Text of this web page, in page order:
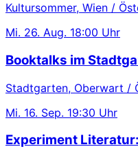
Kultursommer, Wien /
Mi. 26. Aug. 18:00 Uhr
Booktalks im
Stadtgarten, Oberwart /
Mi. 16. Sep. 19:30 Uhr
Experiment